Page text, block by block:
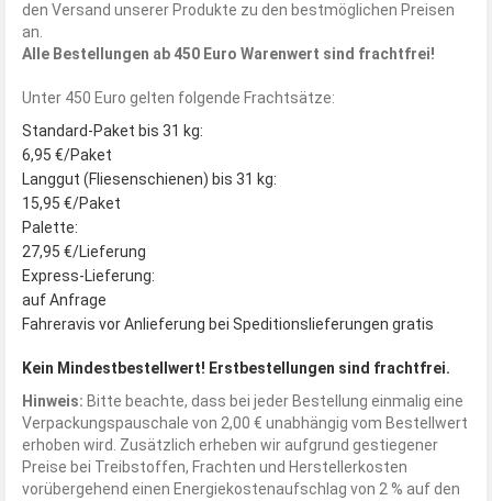
den Versand unserer Produkte zu den bestmöglichen Preisen
an.
Alle Bestellungen ab 450 Euro Warenwert sind frachtfrei!
Unter 450 Euro gelten folgende Frachtsätze:
Standard-Paket bis 31 kg:
6,95 €/Paket
Langgut (Fliesenschienen) bis 31 kg:
15,95 €/Paket
Palette:
27,95 €/Lieferung
Express-Lieferung:
auf Anfrage
Fahreravis vor Anlieferung bei Speditionslieferungen gratis
Kein Mindestbestellwert! Erstbestellungen sind frachtfrei.
Hinweis: Bitte beachte, dass bei jeder Bestellung einmalig eine
Verpackungspauschale von 2,00 € unabhängig vom Bestellwert
erhoben wird. Zusätzlich erheben wir aufgrund gestiegener
Preise bei Treibstoffen, Frachten und Herstellerkosten
vorübergehend einen Energiekostenaufschlag von 2 % auf den